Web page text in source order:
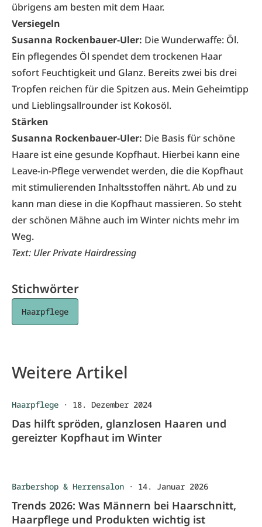
übrigens am besten mit dem Haar.
Versiegeln
Susanna Rockenbauer-Uler: Die Wunderwaffe: Öl.
Ein pflegendes Öl spendet dem trockenen Haar
sofort Feuchtigkeit und Glanz. Bereits zwei bis drei
Tropfen reichen für die Spitzen aus. Mein Geheimtipp
und Lieblingsallrounder ist Kokosöl.
Stärken
Susanna Rockenbauer-Uler: Die Basis für schöne
Haare ist eine gesunde Kopfhaut. Hierbei kann eine
Leave-in-Pflege verwendet werden, die die Kopfhaut
mit stimulierenden Inhaltsstoffen nährt. Ab und zu
kann man diese in die Kopfhaut massieren. So steht
der schönen Mähne auch im Winter nichts mehr im
Weg.
Text: Uler Private Hairdressing
Stichwörter
Haarpflege
Weitere Artikel
Haarpflege · 18. Dezember 2024
Das hilft spröden, glanzlosen Haaren und
gereizter Kopfhaut im Winter
Barbershop & Herrensalon · 14. Januar 2026
Trends 2026: Was Männern bei Haarschnitt,
Haarpflege und Produkten wichtig ist